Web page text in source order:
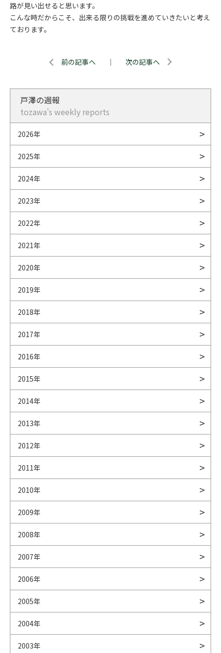
路が見い出せると思います。
こんな時だからこそ、出来る限りの挑戦を進めていきたいと考え
ております。
前の記事へ ｜ 次の記事へ
戸澤の週報
tozawa's weekly reports
2026年
2025年
2024年
2023年
2022年
2021年
2020年
2019年
2018年
2017年
2016年
2015年
2014年
2013年
2012年
2011年
2010年
2009年
2008年
2007年
2006年
2005年
2004年
2003年